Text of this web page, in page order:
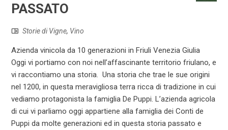
PASSATO
Storie di Vigne, Vino
Azienda vinicola da 10 generazioni in Friuli Venezia Giulia
Oggi vi portiamo con noi nell’affascinante territorio friulano, e
vi raccontiamo una storia. Una storia che trae le sue origini
nel 1200, in questa meravigliosa terra ricca di tradizione in cui
vediamo protagonista la famiglia De Puppi. L’azienda agricola
di cui vi parliamo oggi appartiene alla famiglia dei Conti de
Puppi da molte generazioni ed in questa storia passato e